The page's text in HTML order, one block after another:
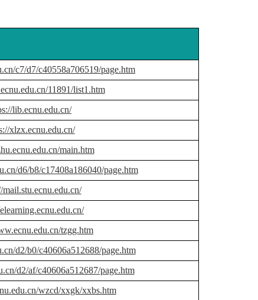
c7/d7/c40558a706519/page.htm
11891/list1.htm
lib.ecnu.edu.cn/
xlzx.ecnu.edu.cn/
main.htm
d6/b8/c17408a186040/page.htm
mail.stu.ecnu.edu.cn/
tzgg.htm
d2/b0/c40606a512688/page.htm
d2/af/c40606a512687/page.htm
wzcd/xxgk/xxbs.htm